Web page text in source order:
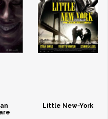
Little New-York